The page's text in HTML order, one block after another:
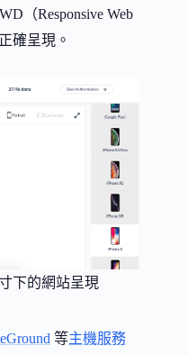
（Responsive Web
確呈現。
下的網站呈現
等主機服務